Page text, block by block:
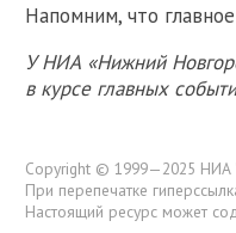
Напомним, что
У НИА «Нижний
в курсе главных
Copyright © 1999—2025 НИА
При перепечатке
Настоящий ресурс может